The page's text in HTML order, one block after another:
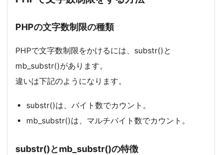
PHPの文字数制限の種類
PHPで文字数制限をかけるには、substr()と
mb_substr()があります。
違いは下記のようになります。
substr()は、バイト数でカウント。
mb_substr()は、マルチバイト数でカウント。
substr()とmb_substr()の特徴